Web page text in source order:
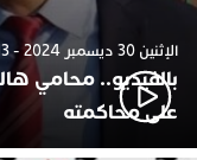
الإثنين 30 ديسمبر 2024 - 6:13
بالفيديو.. محامي
على محاكمته